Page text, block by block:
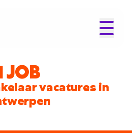
JOB
vacatures in